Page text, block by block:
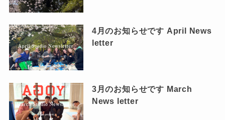
4月のお知らせです April News
letter
3月のお知らせです March
News letter